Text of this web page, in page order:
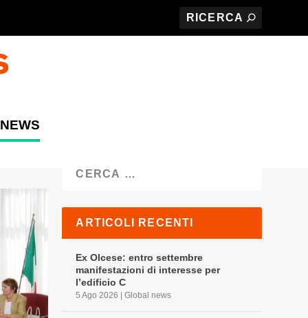
ARTICOLI RECENTI
Ex Olcese: entro settembre
manifestazioni di interesse per
l’edificio C
5 Ago 2026 |Global news